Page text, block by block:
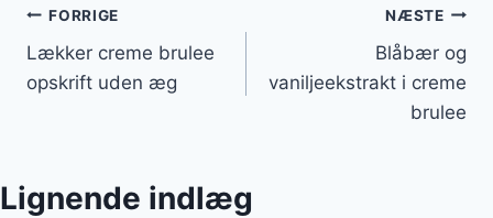
Indlægsnavigation
FORRIGE
Lækker creme brulee
opskrift uden æg
NÆSTE
Blåbær og
vaniljeekstrakt i creme
brulee
Lignende indlæg